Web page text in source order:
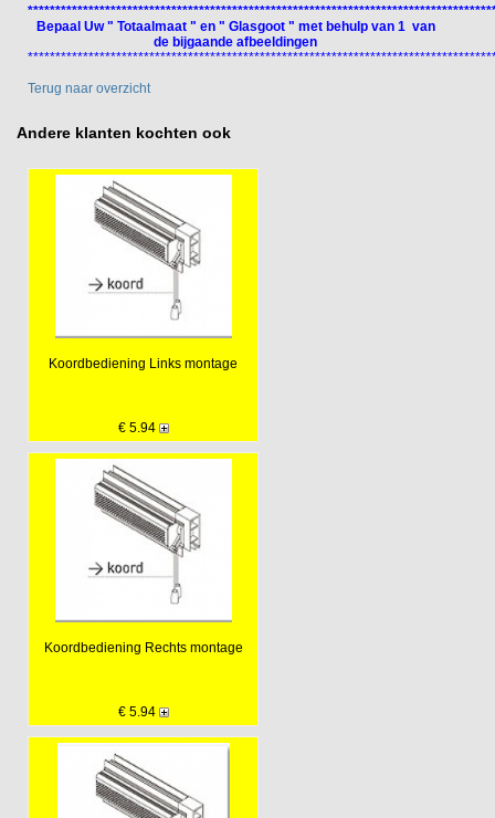
Bepaal Uw " Totaalmaat " en " Glasgoot " met behulp van 1 van
de bijgaande afbeeldingen
Terug naar overzicht
Andere klanten kochten ook
Koordbediening Links montage
€ 5.94
Koordbediening Rechts montage
€ 5.94